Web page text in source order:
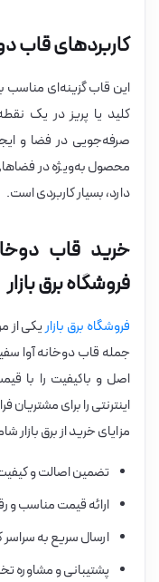
کاربردهای قاب
این قاب گزینه‌ای
کلید یا پریز در یک
صرفه‌جویی در فضا و
محصول به‌ویژه در
دارد، بسیار کاربردی است.
خرید قاب
فروشگاه برق بازار
فروشگاه برق بازاریکی از
جمله قاب دوخانه آوا
اصل و باکیفیت را با
اینترنتی را برای مشتریان
مزایای خرید از برق بازار
تضمین اصالت و
ارائه قیمت مناسب و
ارسال سریع به
پشتیبانی و مشاوره